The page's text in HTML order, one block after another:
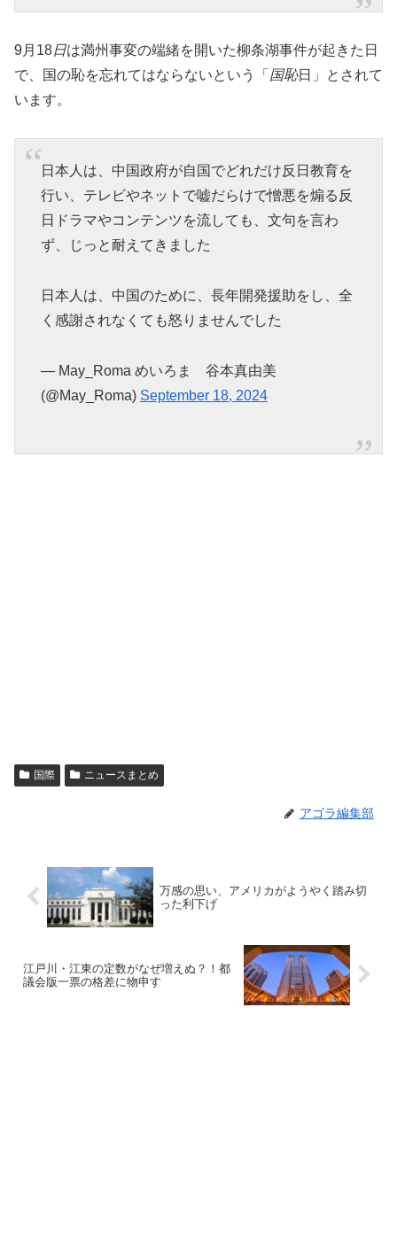
9月18日は満州事変の端緒を開いた柳条湖事件が起きた日
で、国の恥を忘れてはならないという「 国恥日」とされて
います。
日本人は、中国政府が自国でどれだけ反日教育を
行い、テレビやネットで嘘だらけで憎悪を煽る反
日ドラマやコンテンツを流しても、文句を言わ
ず、じっと耐えてきました
日本人は、中国のために、長年開発援助をし、全
く感謝されなくても怒りませんでした
— May_Roma めいろま 谷本真由美
(@May_Roma) September 18, 2024
国際 ニュースまとめ
アゴラ編集部
万感の思い、アメリカがようやく踏み切
った利下げ
江戸川・江東の定数がなぜ増えぬ？！都
議会版一票の格差に物申す